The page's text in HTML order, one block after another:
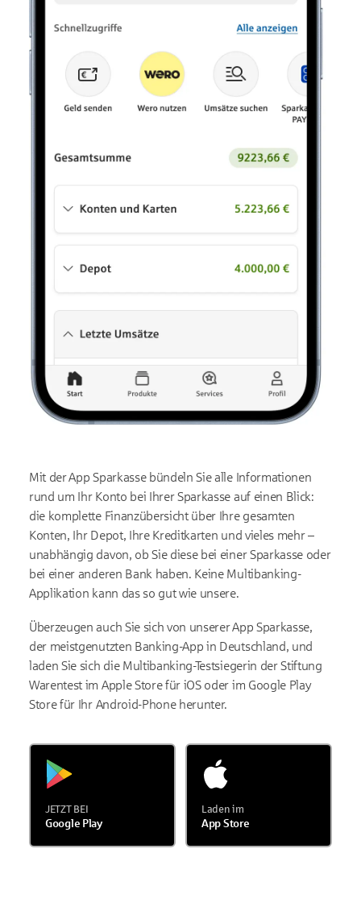
Mit der App Sparkasse bündeln Sie alle Informationen
rund um Ihr Konto bei Ihrer Sparkasse auf einen Blick:
die komplette Finanzübersicht über Ihre gesamten
Konten, Ihr Depot, Ihre Kreditkarten und vieles mehr –
unabhängig davon, ob Sie diese bei einer Sparkasse oder
bei einer anderen Bank haben. Keine Multibanking-
Applikation kann das so gut wie unsere.
Überzeugen auch Sie sich von unserer App Sparkasse,
der meistgenutzten Banking-App in Deutschland, und
laden Sie sich die Multibanking-Testsiegerin der Stiftung
Warentest im Apple Store für iOS oder im Google Play
Store für Ihr Android-Phone herunter.
JETZT BEI
Google Play
Laden im
App Store